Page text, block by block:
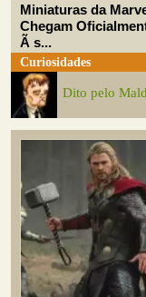
Miniaturas da
Chegam
Ã s...
Curiosidades
Dito pelo